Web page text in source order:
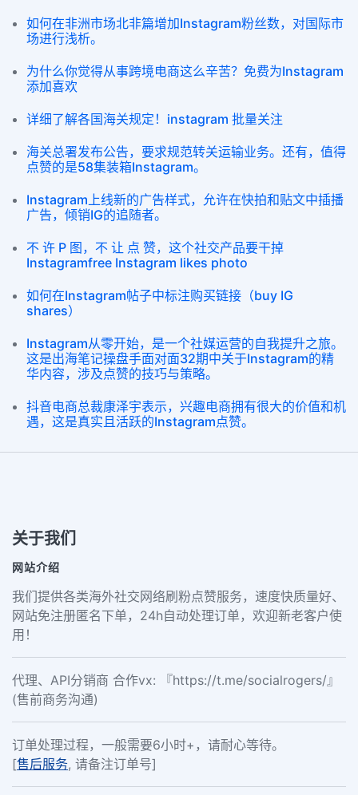
如何在非洲市场北非篇增加Instagram粉丝数，对国际市
场进行浅析。
为什么你觉得从事跨境电商这么辛苦？免费为Instagram
添加喜欢
详细了解各国海关规定！instagram 批量关注
海关总署发布公告，要求规范转关运输业务。还有，值得
点赞的是58集装箱Instagram。
Instagram上线新的广告样式，允许在快拍和贴文中插播
广告，倾销IG的追随者。
不 许 P 图，不 让 点 赞，这个社交产品要干掉
Instagramfree Instagram likes photo
如何在Instagram帖子中标注购买链接（buy IG
shares）
Instagram从零开始，是一个社媒运营的自我提升之旅。
这是出海笔记操盘手面对面32期中关于Instagram的精
华内容，涉及点赞的技巧与策略。
抖音电商总裁康泽宇表示，兴趣电商拥有很大的价值和机
遇，这是真实且活跃的Instagram点赞。
关于我们
网站介绍
我们提供各类海外社交网络刷粉点赞服务，速度快质量好、
网站免注册匿名下单，24h自动处理订单，欢迎新老客户使
用！
代理、API分销商 合作vx: 『https://t.me/socialrogers/』
(售前商务沟通)
订单处理过程，一般需要6小时+，请耐心等待。
[售后服务, 请备注订单号]